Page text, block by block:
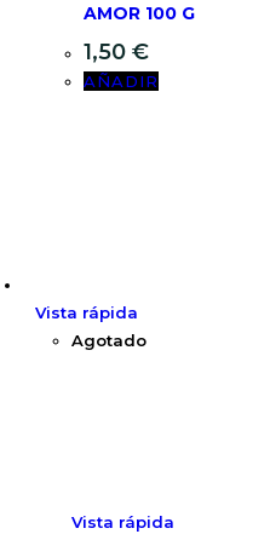
AMOR 100 G
1,50 €
AÑADIR
Vista rápida
Agotado
Vista rápida